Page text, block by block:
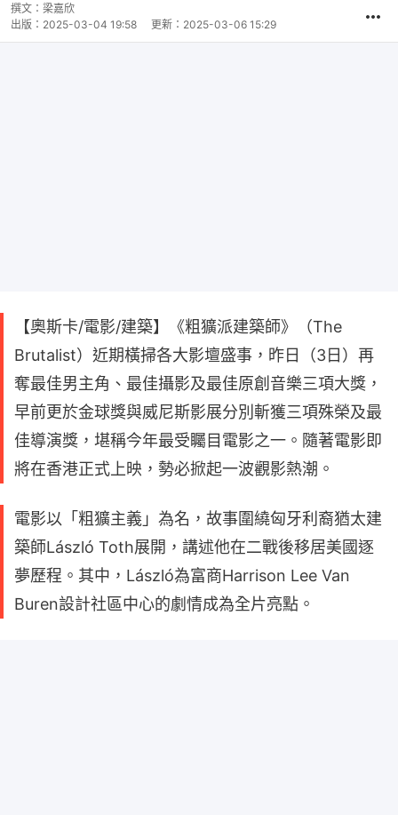
撰文： 梁嘉欣
出版： 2025-03-04 19:58 更新： 2025-03-06 15:29
【奧斯卡/電影/建築】《粗獷派建築師》（The
Brutalist）近期橫掃各大影壇盛事，昨日（3日）再
奪最佳男主角、最佳攝影及最佳原創音樂三項大獎，
早前更於金球獎與威尼斯影展分別斬獲三項殊榮及最
佳導演獎，堪稱今年最受矚目電影之一。隨著電影即
將在香港正式上映，勢必掀起一波觀影熱潮。
電影以「粗獷主義」為名，故事圍繞匈牙利裔猶太建
築師László Toth展開，講述他在二戰後移居美國逐
夢歷程。其中，László為富商Harrison Lee Van
Buren設計社區中心的劇情成為全片亮點。